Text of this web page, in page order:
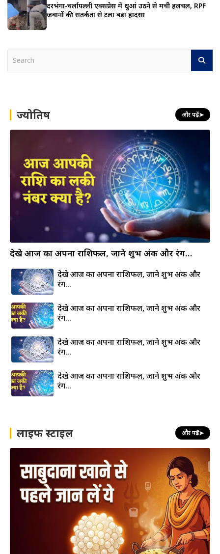
दरभंगा-चर्लापल्ली एक्सप्रेस में धुआं उठने से मची हलचल, RPF
जवानों की सतर्कता से टला बड़ा हादसा
h ज्योतिष और पढ़ें➤
देखे आज का अपना राशिफल, जाने शुभ अंक और रंग…
देखे आज का अपना राशिफल, जाने शुभ अंक और
रंग…
देखे आज का अपना राशिफल, जाने शुभ अंक और
रंग…
देखे आज का अपना राशिफल, जाने शुभ अंक और
रंग…
देखे आज का अपना राशिफल, जाने शुभ अंक और
रंग…
लाइफ स्टाइल और पढ़ें➤